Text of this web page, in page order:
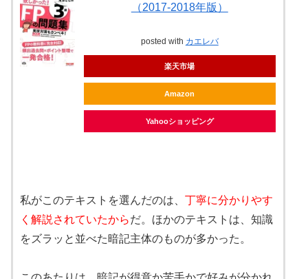
（2017-2018年版）
posted with カエレバ
楽天市場
Amazon
Yahooショッピング
私がこのテキストを選んだのは、 丁寧に分かりやす
く解説されていたからだ。ほかのテキストは、知識
をズラッと並べた暗記主体のものが多かった。